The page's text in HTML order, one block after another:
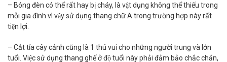
– Bóng đèn có thể rất hay bị cháy, là vật dụng không thể thiếu trong
mỗi gia đình vì vậy sử dụng thang chữ A trong trường hợp này rất
tiện lợi.
– Cắt tỉa cây cảnh cũng là 1 thú vui cho những người trung và lớn
tuổi. Việc sử dụng thang ghế ở độ tuổi này phải đảm bảo chắc chắn,